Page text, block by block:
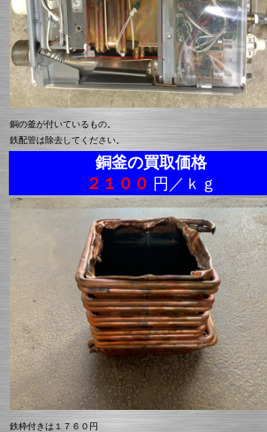
銅の釜が付いているもの。
鉄配管は除去してください。
銅釜の買取価格
２１００ 円／ｋｇ
鉄枠付きは１７６０円